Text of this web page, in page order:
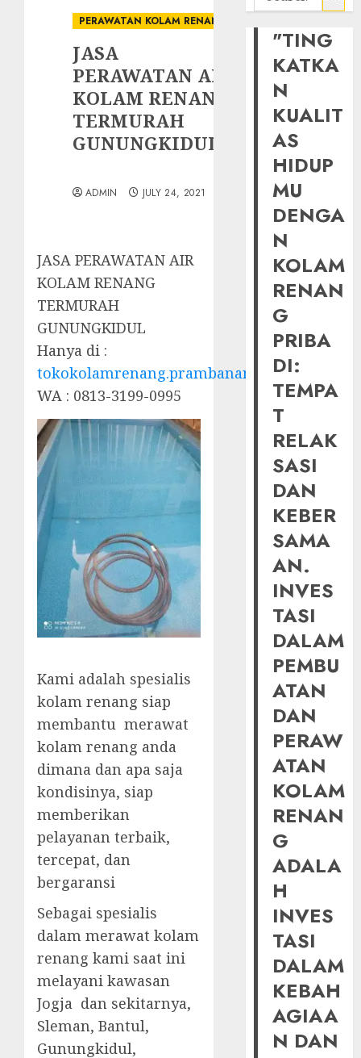
PERAWATAN KOLAM RENANG
JASA
PERAWATAN AIR
KOLAM RENANG
TERMURAH
GUNUNGKIDUL
ADMIN JULY 24, 2021
JASA PERAWATAN AIR
KOLAM RENANG
TERMURAH
GUNUNGKIDUL
Hanya di :
tokokolamrenang.prambananfamily.com
WA : 0813-3199-0995
Kami adalah spesialis
kolam renang siap
membantu merawat
kolam renang anda
dimana dan apa saja
kondisinya, siap
memberikan
pelayanan terbaik,
tercepat, dan
bergaransi
Sebagai spesialis
dalam merawat kolam
renang kami saat ini
melayani kawasan
Jogja dan sekitarnya,
Sleman, Bantul,
Gunungkidul,
for:
"TING
KATKA
N
KUALIT
AS
HIDUP
MU
DENGA
N
KOLAM
RENAN
G
PRIBA
DI:
TEMPA
T
RELAK
SASI
DAN
KEBER
SAMA
AN.
INVES
TASI
DALAM
PEMBU
ATAN
DAN
PERAW
ATAN
KOLAM
RENAN
G
ADALA
H
INVES
TASI
DALAM
KEBAH
AGIAA
N DAN